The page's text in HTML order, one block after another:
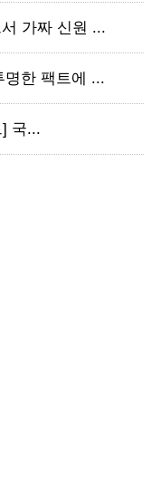
가짜 신원 ...
명한 팩트에 ...
] 국...